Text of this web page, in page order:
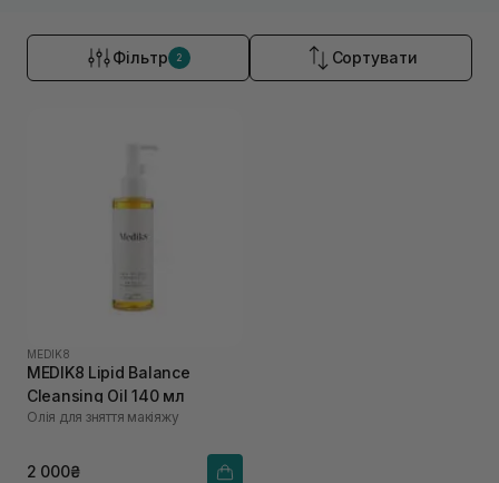
Фільтр 2 Сортувати
MEDIK8
MEDIK8 Lipid Balance
Cleansing Oil 140 мл
Олія для зняття макіяжу
2 000₴